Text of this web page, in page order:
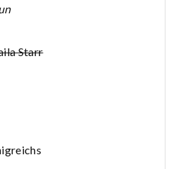
Starr